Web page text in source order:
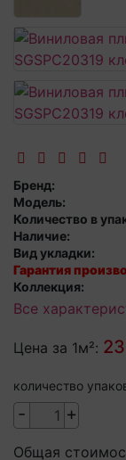
Бренд:
Модель:
Количество в
Наличие:
Вид укладки:
Гарантия
Коллекция:
Все
Цена за 1м²:
количество
- +
Общая